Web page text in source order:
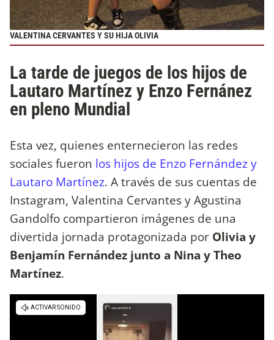
VALENTINA CERVANTES Y SU HIJA OLIVIA
La tarde de juegos de los hijos de
Lautaro Martínez y Enzo Fernánez
en pleno Mundial
Esta vez, quienes enternecieron las redes
sociales fueron los hijos de Enzo Fernández y
Lautaro Martínez. A través de sus cuentas de
Instagram, Valentina Cervantes y Agustina
Gandolfo compartieron imágenes de una
divertida jornada protagonizada por Olivia y
Benjamín Fernández junto a Nina y Theo
Martínez.